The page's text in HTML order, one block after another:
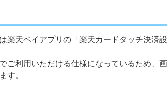
楽天ペイアプリの「楽天カードタッチ決
ご利用いただける仕様になっているため、
す。